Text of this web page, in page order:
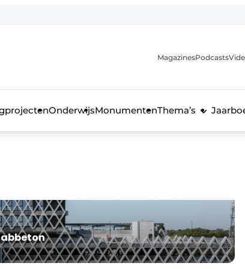
MagazinesPodcasts
OnderwijsMonumentenThema’s